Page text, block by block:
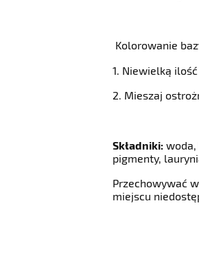
Kolorowanie
1. Niewielką
2. Mieszaj
Składniki: woda,
pigmenty,
Przechowywać
miejscu